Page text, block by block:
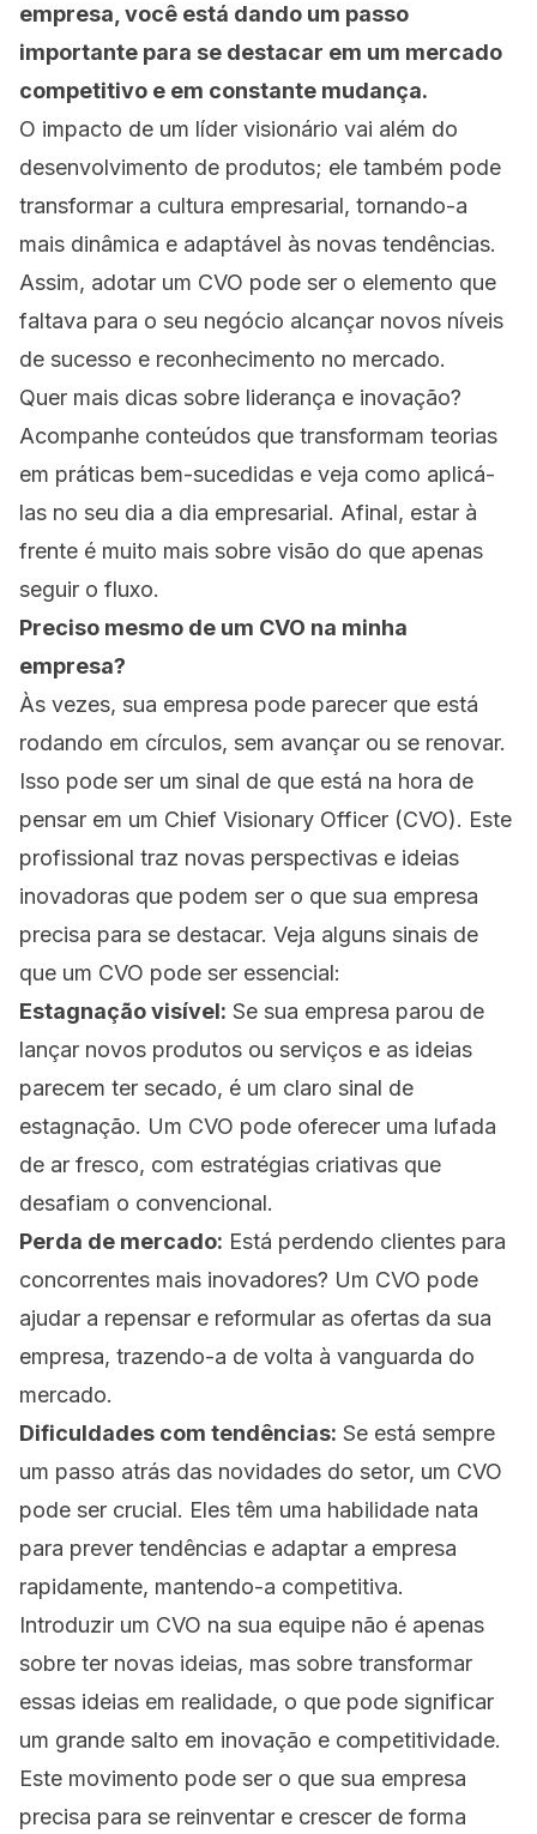
empresa, você está dando um passo
importante para se destacar em um mercado
competitivo e em constante mudança.
O impacto de um líder visionário vai além do
desenvolvimento de produtos; ele também pode
transformar a cultura empresarial, tornando-a
mais dinâmica e adaptável às novas tendências.
Assim, adotar um CVO pode ser o elemento que
faltava para o seu negócio alcançar novos níveis
de sucesso e reconhecimento no mercado.
Quer mais dicas sobre liderança e inovação?
Acompanhe conteúdos que transformam teorias
em práticas bem-sucedidas e veja como aplicá-
las no seu dia a dia empresarial. Afinal, estar à
frente é muito mais sobre visão do que apenas
seguir o fluxo.
Preciso mesmo de um CVO na minha
empresa?
Às vezes, sua empresa pode parecer que está
rodando em círculos, sem avançar ou se renovar.
Isso pode ser um sinal de que está na hora de
pensar em um Chief Visionary Officer (CVO). Este
profissional traz novas perspectivas e ideias
inovadoras que podem ser o que sua empresa
precisa para se destacar. Veja alguns sinais de
que um CVO pode ser essencial:
Estagnação visível: Se sua empresa parou de
lançar novos produtos ou serviços e as ideias
parecem ter secado, é um claro sinal de
estagnação. Um CVO pode oferecer uma lufada
de ar fresco, com estratégias criativas que
desafiam o convencional.
Perda de mercado: Está perdendo clientes para
concorrentes mais inovadores? Um CVO pode
ajudar a repensar e reformular as ofertas da sua
empresa, trazendo-a de volta à vanguarda do
mercado.
Dificuldades com tendências: Se está sempre
um passo atrás das novidades do setor, um CVO
pode ser crucial. Eles têm uma habilidade nata
para prever tendências e adaptar a empresa
rapidamente, mantendo-a competitiva.
Introduzir um CVO na sua equipe não é apenas
sobre ter novas ideias, mas sobre transformar
essas ideias em realidade, o que pode significar
um grande salto em inovação e competitividade.
Este movimento pode ser o que sua empresa
precisa para se reinventar e crescer de forma